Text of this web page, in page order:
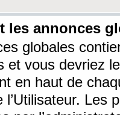
les annonces
globales
et vous devriez
en haut de
l’Utilisateur. Les